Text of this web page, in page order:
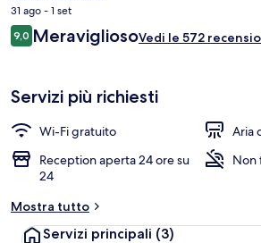
attuale
è
106 €
31 ago - 1 set
Recensioni
9,09,0 su 10
MeravigliosoVedi le 572
Servizi più richiesti
Wi-Fi gratuito
Aria
Reception aperta 24 ore su
24
Non
Mostra tutto
Servizi principali (3)